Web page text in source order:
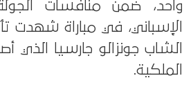
الإسباني، في مباراة شهدت
الشاب جونزالو جارسيا الذي
الملكية.